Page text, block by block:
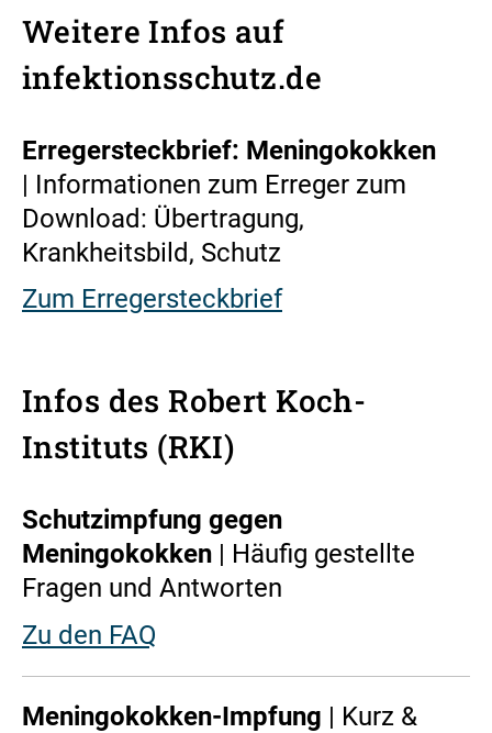
Weitere Infos auf
infektionsschutz.de
Erregersteckbrief: Meningokokken
| Informationen zum Erreger zum
Download: Übertragung,
Krankheitsbild, Schutz
Zum Erregersteckbrief
Infos des Robert Koch-
Instituts (RKI)
Schutzimpfung gegen
Meningokokken | Häufig gestellte
Fragen und Antworten
Zu den FAQ
Meningokokken-Impfung | Kurz &